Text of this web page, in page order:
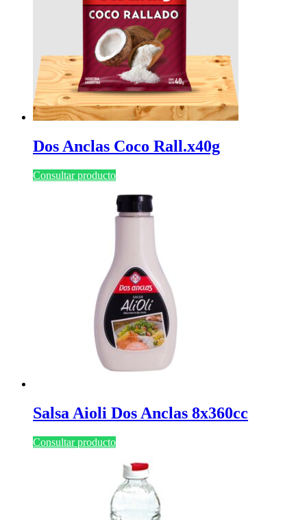
Dos Anclas Coco Rall.x40g
Consultar producto
Salsa Aioli Dos Anclas 8x360cc
Consultar producto